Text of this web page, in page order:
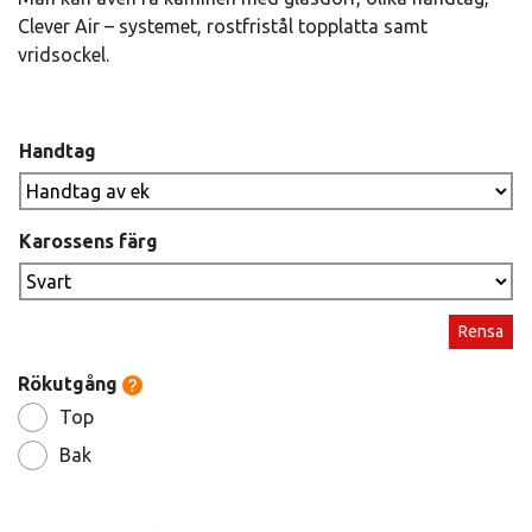
Clever Air – systemet, rostfristål topplatta samt
vridsockel.
Handtag
Karossens färg
Rensa
Rökutgång
Top
Bak